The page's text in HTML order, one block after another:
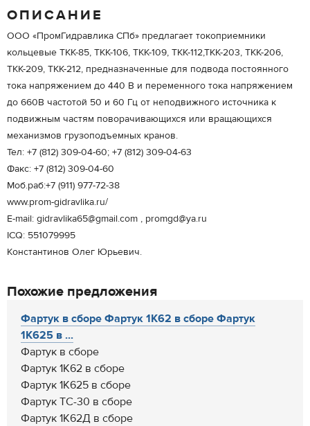
ОПИСАНИЕ
ООО «ПромГидравлика СПб» предлагает токоприемники
кольцевые ТКК-85, ТКК-106, ТКК-109, ТКК-112,ТКК-203, ТКК-206,
ТКК-209, ТКК-212, предназначенные для подвода постоянного
тока напряжением до 440 В и переменного тока напряжением
до 660В частотой 50 и 60 Гц от неподвижного источника к
подвижным частям поворачивающихся или вращающихся
механизмов грузоподъемных кранов.
Тел: +7 (812) 309-04-60; +7 (812) 309-04-63
Факс: +7 (812) 309-04-60
Моб.раб:+7 (911) 977-72-38
www.prom-gidravlika.ru/
E-mail: gidravlika65@gmail.com , promgd@ya.ru
ICQ: 551079995
Константинов Олег Юрьевич.
Похожие предложения
Фартук в сборе Фартук 1К62 в сборе Фартук
1К625 в ...
Фартук в сборе
Фартук 1К62 в сборе
Фартук 1К625 в сборе
Фартук ТС-30 в сборе
Фартук 1К62Д в сборе